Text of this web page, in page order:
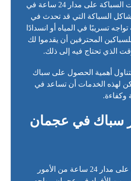
الصحيح. توفر خدمات السباكة على مدار 24 ساعة في
السباكة التي قد تحدث في
تسريبًا في المياه أو انسدادًا
المحترفين أن يقدموا لك
الذي تحتاج فيه إلى ذلك.
أهمية الحصول على سباك
لهذه الخدمات أن تساعد في
سباك في عجمان
تعد خدمات السباكة على مدار 24 ساعة من الأمور